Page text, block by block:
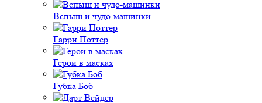
Вспыш и чудо-машинки
Гарри Поттер
Герои в масках
Губка Боб